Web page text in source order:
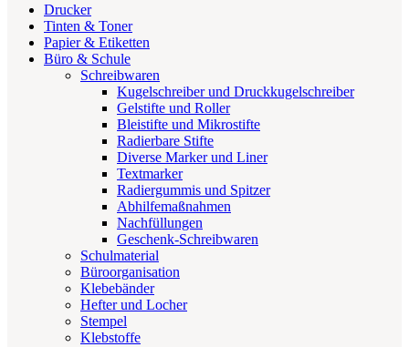
Drucker
Tinten & Toner
Papier & Etiketten
Büro & Schule
Schreibwaren
Kugelschreiber und Druckkugelschreiber
Gelstifte und Roller
Bleistifte und Mikrostifte
Radierbare Stifte
Diverse Marker und Liner
Textmarker
Radiergummis und Spitzer
Abhilfemaßnahmen
Nachfüllungen
Geschenk-Schreibwaren
Schulmaterial
Büroorganisation
Klebebänder
Hefter und Locher
Stempel
Klebstoffe